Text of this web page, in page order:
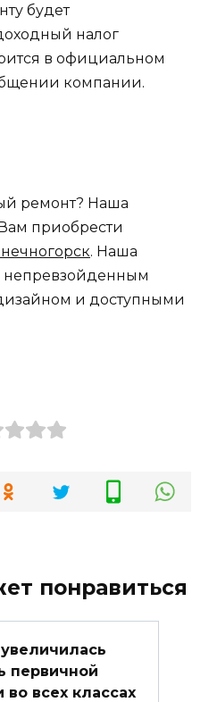
будет
налог
в официальном
компании.
ремонт? Наша
приобрести
. Наша
непревзойденным
и доступными
понравиться
первичной
всех классах